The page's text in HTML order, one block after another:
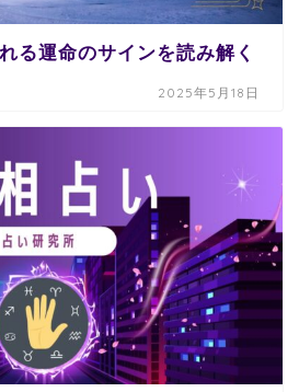
る運命のサインを読み解く
2025年5月18日